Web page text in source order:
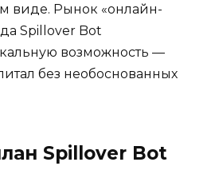
виде. Рынок «онлайн-
Spillover Bot
возможность —
без необоснованных
Spillover Bot